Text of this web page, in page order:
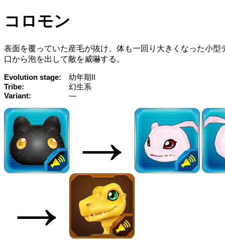
コロモン
表面を覆っていた産毛が抜け、体も一回り大きくなった小
口から泡を出して敵を威嚇する。
Evolution stage
幼年期II
Tribe
幻生系
Variant
—
→
→